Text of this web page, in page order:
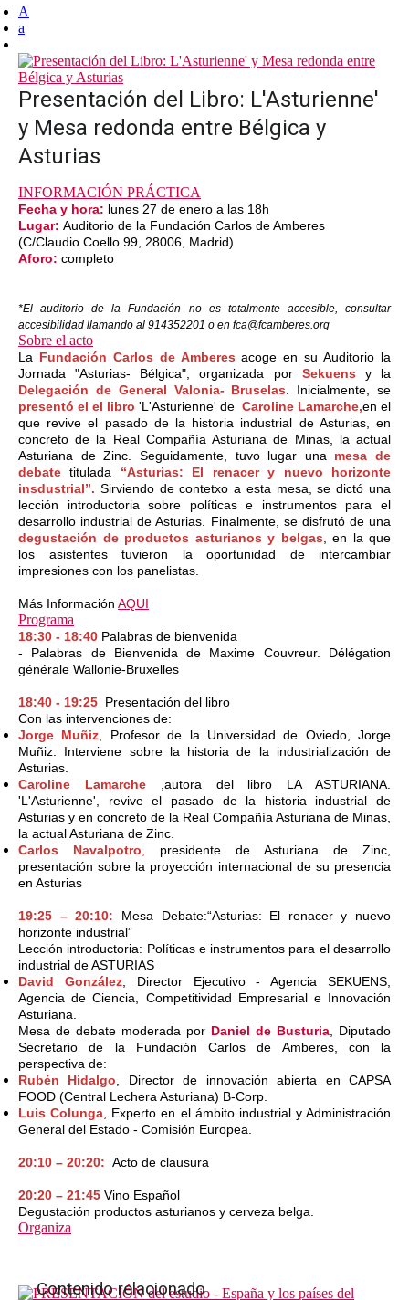
A
a
Presentación del Libro: L'Asturienne'
y Mesa redonda entre Bélgica y
Asturias
INFORMACIÓN PRÁCTICA
Fecha y hora: lunes 27 de enero a las 18h
Lugar: Auditorio de la Fundación Carlos de Amberes
(C/Claudio Coello 99, 28006, Madrid)
Aforo: completo
*El auditorio de la Fundación no es totalmente accesible, consultar
accesibilidad llamando al 914352201 o en fca@fcamberes.org
Sobre el acto
La Fundación Carlos de Amberes acoge en su Auditorio la
Jornada "Asturias- Bélgica", organizada por Sekuens y la
Delegación de General Valonia- Bruselas . Inicialmente, se
presentó el el libro 'L'Asturienne' de Caroline Lamarche,en el
que revive el pasado de la historia industrial de Asturias, en
concreto de la Real Compañía Asturiana de Minas, la actual
Asturiana de Zinc.
Seguidamente, tuvo lugar una mesa de
debate titulada “Asturias: El renacer y nuevo horizonte
insdustrial”. Sirviendo de contetxo a esta mesa, se dictó una
lección introductoria sobre políticas e instrumentos para el
desarrollo industrial de Asturias. Finalmente, se disfrutó de una
degustación de productos asturianos y belgas , en la que
los asistentes tuvieron la oportunidad de intercambiar
impresiones con los panelistas.
Más Información AQUI
Programa
18:30 - 18:40 Palabras de bienvenida
- Palabras de Bienvenida de Maxime Couvreur. Délégation
générale Wallonie-Bruxelles
18:40 - 19:25 Presentación del libro
Con las intervenciones de:
Jorge Muñiz , Profesor de la Universidad de Oviedo, Jorge
Muñiz. Interviene sobre la historia de la industrialización de
Asturias.
Caroline Lamarche
,autora del libro LA ASTURIANA.
'L'Asturienne', revive el pasado de la historia industrial de
Asturias y en concreto de la Real Compañía Asturiana de Minas,
la actual Asturiana de Zinc.
Carlos Navalpotro
presidente de Asturiana de Zinc,
presentación sobre la proyección internacional de su presencia
en Asturias
19:25 – 20:10: Mesa Debate:“Asturias: El renacer y nuevo
horizonte industrial”
Lección introductoria: Políticas e instrumentos para el desarrollo
industrial de ASTURIAS
David González, Director Ejecutivo - Agencia SEKUENS,
Agencia de Ciencia, Competitividad Empresarial e Innovación
Asturiana.
Mesa de debate moderada por Daniel de Busturia , Diputado
Secretario de la Fundación Carlos de Amberes, con la
perspectiva de:
Rubén Hidalgo , Director de innovación abierta en CAPSA
FOOD (Central Lechera Asturiana) B-Corp.
Luis Colunga , Experto en el ámbito industrial y Administración
General del Estado - Comisión Europea.
20:10 – 20:20: Acto de clausura
20:20 – 21:45 Vino Español
Degustación productos asturianos y cerveza belga.
Organiza
Contenido relacionado